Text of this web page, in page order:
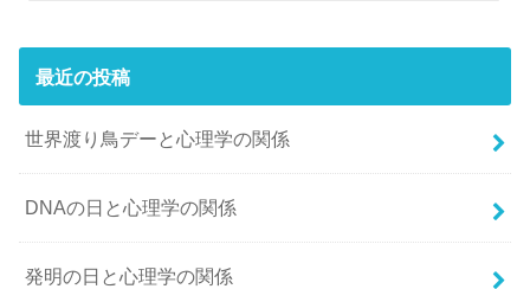
最近の投稿
世界渡り鳥デーと心理学の関係
DNAの日と心理学の関係
発明の日と心理学の関係